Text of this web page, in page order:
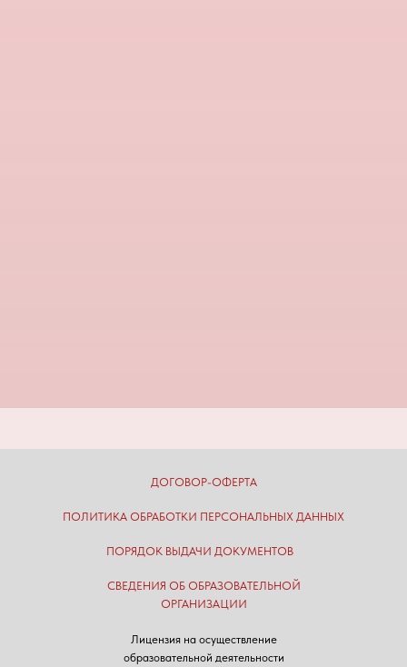
ДОГОВОР-ОФЕРТА
ПОЛИТИКА ОБРАБОТКИ ПЕРСОНАЛЬНЫХ ДАННЫХ
СВЕДЕНИЯ ОБ ОБРАЗОВАТЕЛЬНОЙ
ОРГАНИЗАЦИИ
ПОРЯДОК ВЫДАЧИ ДОКУМЕНТОВ
Лицензия на осуществление
образовательной деятельности